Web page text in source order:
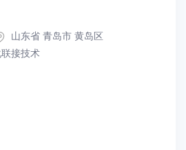
山东省 青岛市 黄岛区
接技术